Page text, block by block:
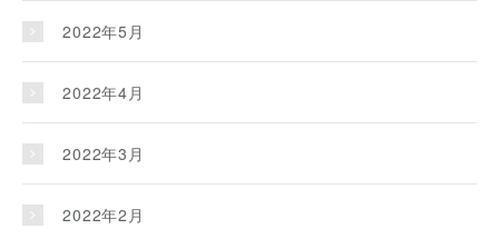
2022年5月
2022年4月
2022年3月
2022年2月